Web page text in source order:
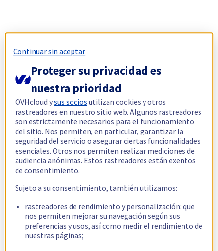
Continuar sin aceptar
Proteger su privacidad es
nuestra prioridad
OVHcloud ysus socios utilizan cookies y otros
rastreadores en nuestro sitio web. Algunos rastreadores
son estrictamente necesarios para el funcionamiento
del sitio. Nos permiten, en particular, garantizar la
seguridad del servicio o asegurar ciertas funcionalidades
esenciales. Otros nos permiten realizar mediciones de
audiencia anónimas. Estos rastreadores están exentos
de consentimiento.
Sujeto a su consentimiento, también utilizamos:
rastreadores de rendimiento y personalización: que
nos permiten mejorar su navegación según sus
preferencias y usos, así como medir el rendimiento de
nuestras páginas;